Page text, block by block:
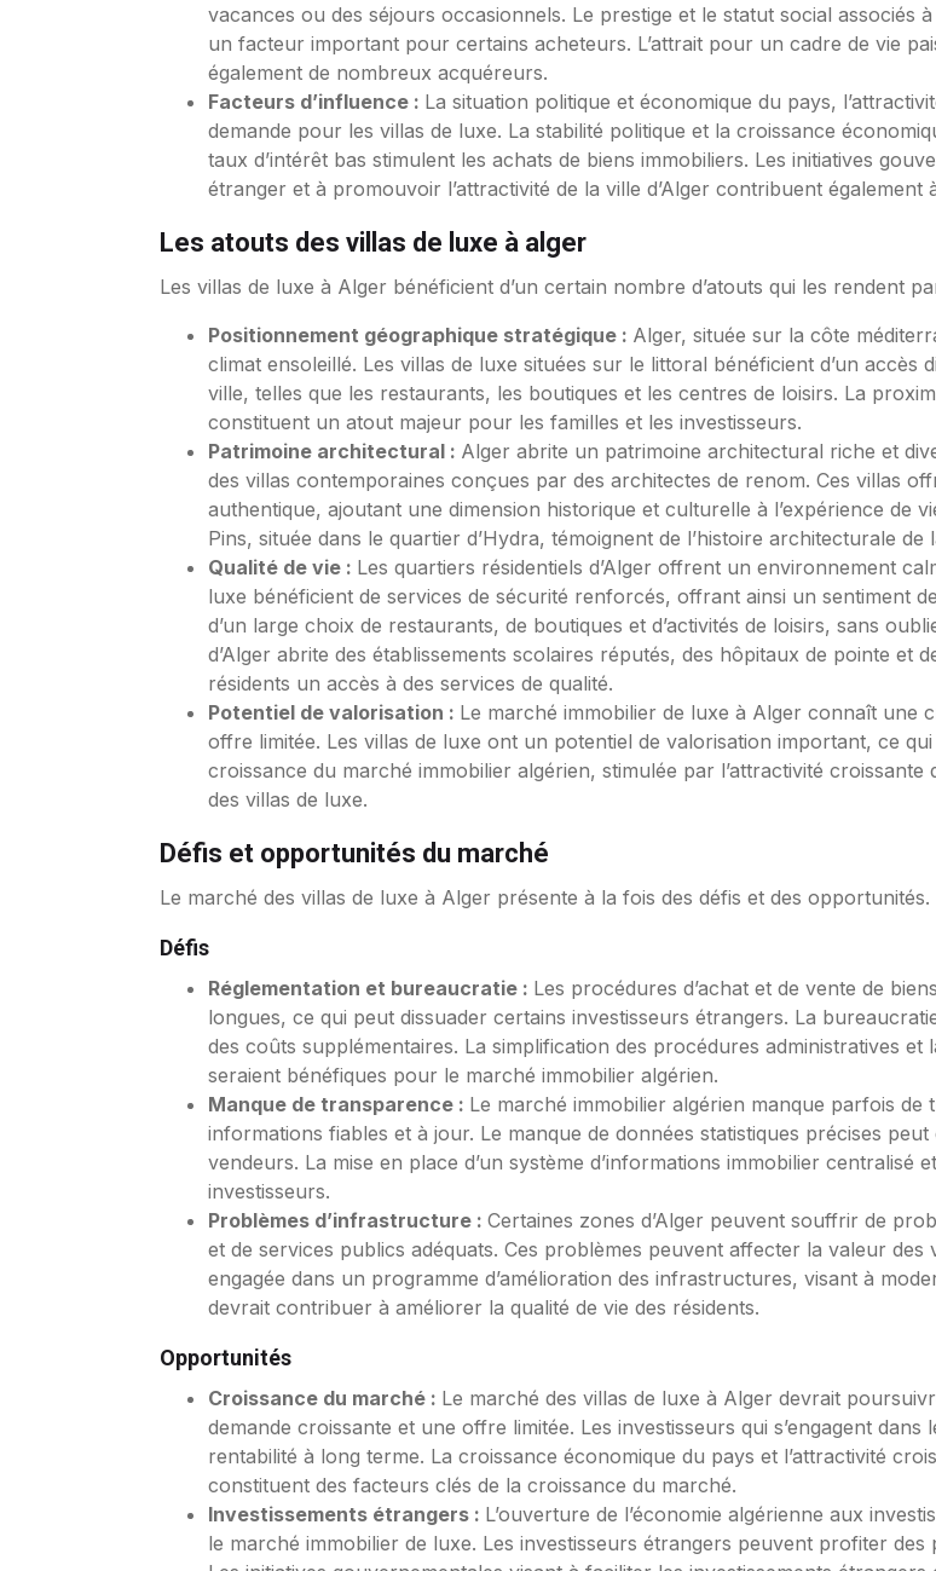
vacances ou des séjours occasionnels. Le prestige et le statut social associés
un facteur important pour certains acheteurs. L’attrait pour un cadre de vie
également de nombreux acquéreurs.
Facteurs d’influence : La situation politique et économique du pays,
demande pour les villas de luxe. La stabilité politique et la croissance
taux d’intérêt bas stimulent les achats de biens immobiliers. Les initiatives
étranger et à promouvoir l’attractivité de la ville d’Alger contribuent également
Les atouts des villas de luxe à alger
Les villas de luxe à Alger bénéficient d’un certain nombre d’atouts qui les rendent
Positionnement géographique stratégique : Alger, située sur la côte
climat ensoleillé. Les villas de luxe situées sur le littoral bénéficient d’un
ville, telles que les restaurants, les boutiques et les centres de loisirs. La
constituent un atout majeur pour les familles et les investisseurs.
Patrimoine architectural : Alger abrite un patrimoine architectural riche et
des villas contemporaines conçues par des architectes de renom. Ces villas
authentique, ajoutant une dimension historique et culturelle à l’expérience de
Pins, située dans le quartier d’Hydra, témoignent de l’histoire architecturale de
Qualité de vie : Les quartiers résidentiels d’Alger offrent un environnement
luxe bénéficient de services de sécurité renforcés, offrant ainsi un sentiment
d’un large choix de restaurants, de boutiques et d’activités de loisirs, sans
d’Alger abrite des établissements scolaires réputés, des hôpitaux de pointe
résidents un accès à des services de qualité.
Potentiel de valorisation : Le marché immobilier de luxe à Alger connaît une
offre limitée. Les villas de luxe ont un potentiel de valorisation important, ce
croissance du marché immobilier algérien, stimulée par l’attractivité croissante
des villas de luxe.
Défis et opportunités du marché
Le marché des villas de luxe à Alger présente à la fois des défis et des opportunités.
Défis
Réglementation et bureaucratie : Les procédures d’achat et de vente de
longues, ce qui peut dissuader certains investisseurs étrangers. La
des coûts supplémentaires. La simplification des procédures administratives
seraient bénéfiques pour le marché immobilier algérien.
Manque de transparence : Le marché immobilier algérien manque parfois de
informations fiables et à jour. Le manque de données statistiques précises
vendeurs. La mise en place d’un système d’informations immobilier
investisseurs.
Problèmes d’infrastructure : Certaines zones d’Alger peuvent souffrir de
et de services publics adéquats. Ces problèmes peuvent affecter la valeur des
engagée dans un programme d’amélioration des infrastructures, visant à
devrait contribuer à améliorer la qualité de vie des résidents.
Opportunités
Croissance du marché : Le marché des villas de luxe à Alger devrait
demande croissante et une offre limitée. Les investisseurs qui s’engagent
rentabilité à long terme. La croissance économique du pays et l’attractivité
constituent des facteurs clés de la croissance du marché.
Investissements étrangers : L’ouverture de l’économie algérienne aux
le marché immobilier de luxe. Les investisseurs étrangers peuvent profiter